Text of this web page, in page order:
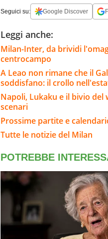
Seguici su: Google Discover
Leggi anche:
Milan-Inter, da brividi
centrocampo
A Leao non rimane che il
soddisfano: il crollo
Napoli, Lukaku e il bivio
scenari
Prossime partite e
Tutte le notizie del Milan